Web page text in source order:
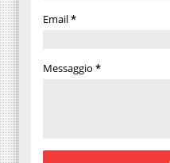
Email*
Messaggio *